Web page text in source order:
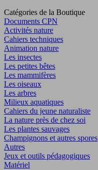
Catégories de la Boutique
Documents CPN
Activités nature
Cahiers techniques
Animation nature
Les insectes
Les petites bêtes
Les mammifères
Les oiseaux
Les arbres
Milieux aquatiques
Cahiers du jeune naturaliste
La nature près de chez soi
Les plantes sauvages
Champignons et autres spores
Autres
Jeux et outils pédagogiques
Matériel